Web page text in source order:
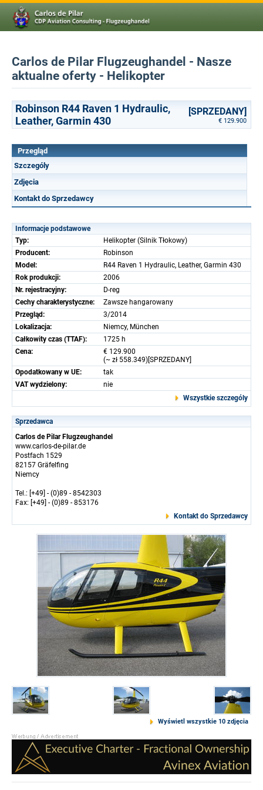
Carlos de Pilar Flugzeughandel - Nasze
aktualne oferty - Helikopter
Robinson R44 Raven 1 Hydraulic,
Leather, Garmin 430
[SPRZEDANY]
€ 129.900
Przegląd
Szczególy
Zdjęcia
Kontakt do Sprzedawcy
Informacje podstawowe
Typ:
Helikopter (Silnik Tłokowy)
Producent:
Robinson
Model:
R44 Raven 1 Hydraulic, Leather, Garmin 430
Rok produkcji:
2006
Nr. rejestracyjny:
D-reg
Cechy charakterystyczne:
Zawsze hangarowany
Przegląd:
3/2014
Lokalizacja:
Niemcy, München
Całkowity czas (TTAF):
1725 h
Cena:
€ 129.900
(~ zł 558.349)[SPRZEDANY]
Opodatkowany w UE:
tak
VAT wydzielony:
nie
Wszystkie szczególy
Sprzedawca
Carlos de Pilar Flugzeughandel
www.carlos-de-pilar.de
Postfach 1529
82157 Gräfelfing
Niemcy
Tel.: [+49] - (0)89 - 8542303
Fax: [+49] - (0)89 - 853176
Kontakt do Sprzedawcy
Wyświetl wszystkie 10 zdjęcia